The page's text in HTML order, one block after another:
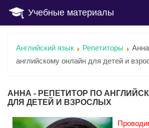
Учебные материалы
Английский язык Репетиторы
английскому онлайн для детей и
АННА - РЕПЕТИТОР ПО
ДЛЯ ДЕТЕЙ И ВЗРОСЛЫХ